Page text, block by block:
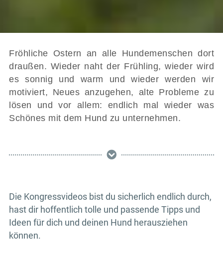
Fröhliche Ostern an alle Hundemenschen dort
draußen. Wieder naht der Frühling, wieder wird
es sonnig und warm und wieder werden wir
motiviert, Neues anzugehen, alte Probleme zu
lösen und vor allem: endlich mal wieder was
Schönes mit dem Hund zu unternehmen.
Die Kongressvideos bist du sicherlich endlich durch,
hast dir hoffentlich tolle und passende Tipps und
Ideen für dich und deinen Hund herausziehen
können.